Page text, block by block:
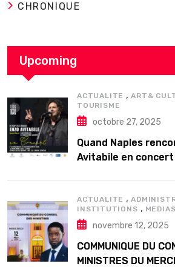
CHRONIQUE
Upcoming
ACTUALITE ,ART&
TOURISME
octobre 27, 2025
Quand Naples
Avitabile en
ACTUALITE ,
INSTITUTIONS , MEDIAS
novembre 12, 2025
COMMUNIQUE DU
MINISTRES DU